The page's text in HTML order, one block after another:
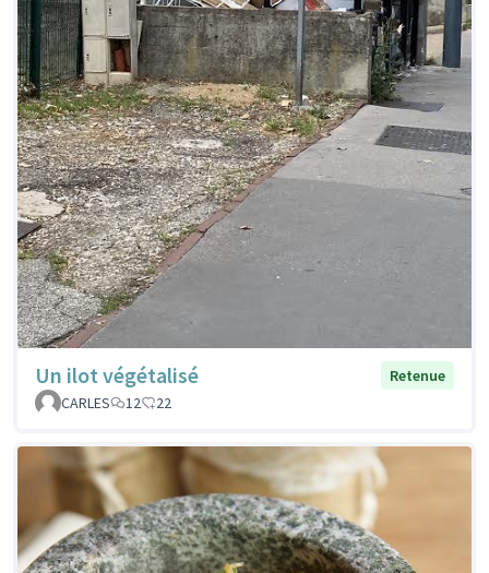
Un ilot végétalisé
Retenue
CARLES
12 22